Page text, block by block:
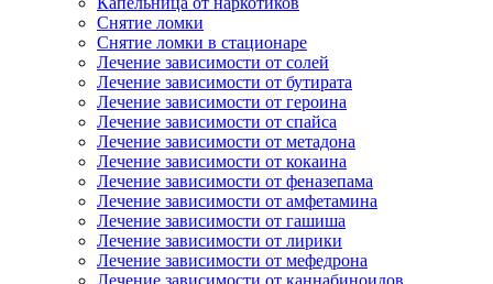
Снятие ломки
Снятие ломки в стационаре
Лечение зависимости от солей
Лечение зависимости от бутирата
Лечение зависимости от героина
Лечение зависимости от спайса
Лечение зависимости от метадона
Лечение зависимости от кокаина
Лечение зависимости от феназепама
Лечение зависимости от амфетамина
Лечение зависимости от гашиша
Лечение зависимости от лирики
Лечение зависимости от мефедрона
Лечение зависимости от каннабиноидов